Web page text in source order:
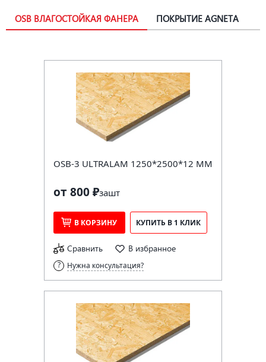
OSB ВЛАГОСТОЙКАЯ ФАНЕРА ПОКРЫТИЕ AGNETA
OSB-3 ULTRALAM 1250*2500*12 ММ
от 800 ₽зашт
В КОРЗИНУ КУПИТЬ В 1 КЛИК
Сравнить В избранное
Нужна консультация?